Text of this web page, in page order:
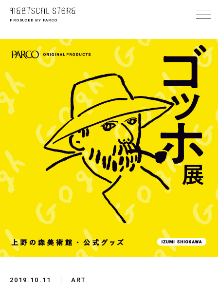
PRODUCED BY PARCO
2019.10.11 ART